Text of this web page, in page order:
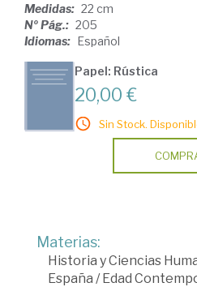
Medidas: 22 cm
Nº Pág.: 205
Idiomas: Español
Papel: Rústica
20,00 €
Sin Stock.
Materias:
Historia y Ciencias
España /Edad